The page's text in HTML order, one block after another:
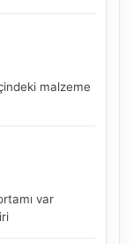
malzeme
var
rota